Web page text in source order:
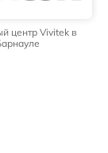
центр Vivitek в